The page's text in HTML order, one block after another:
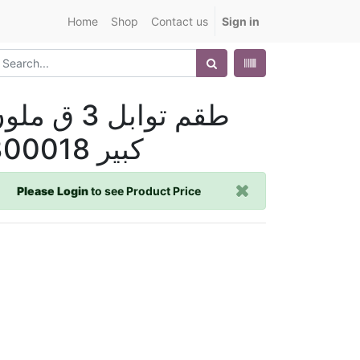
Home Shop Contact us Sign in
طقم توابل 3 ق
كبير 300018
Please Loginto see Product Price